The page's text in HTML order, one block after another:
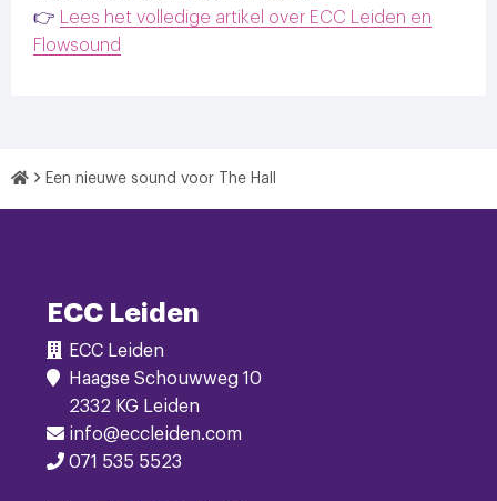
👉
Lees het volledige artikel over ECC Leiden en
Flowsound
HomeEen nieuwe sound voor The Hall
ECC Leiden
ECC Leiden
Haagse Schouwweg 10
2332 KG Leiden
info@eccleiden.com
071 535 5523